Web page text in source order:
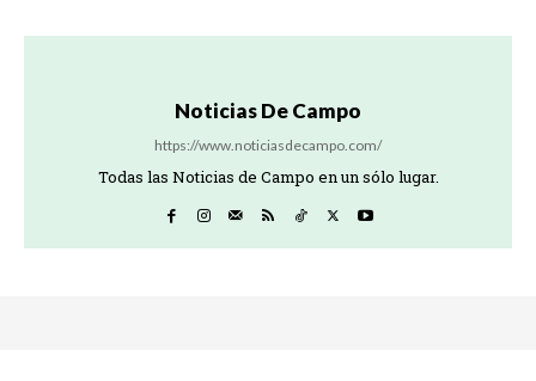
Noticias De Campo
https://www.noticiasdecampo.com/
Todas las Noticias de Campo en un sólo lugar.